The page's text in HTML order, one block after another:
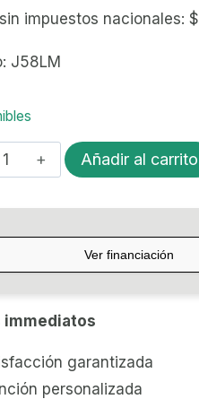
impuestos nacionales: $
J58LM
Añadir al carrito
immediatos
garantizada
personalizada